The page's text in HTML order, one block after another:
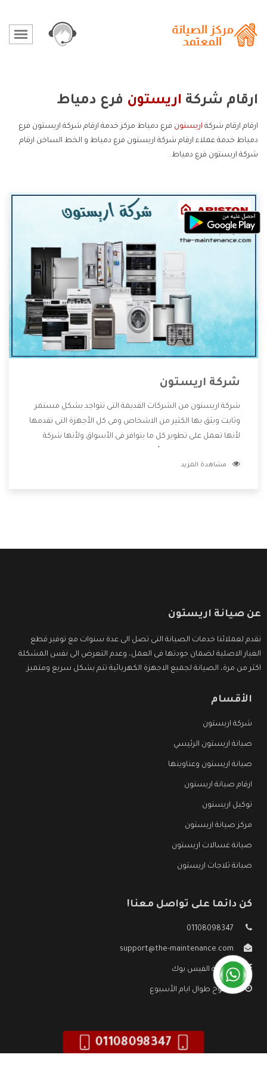
ارقام شركة اريستون فرع دمياط
ارقام ارقام شركة اريستون فرع دمياط مركز خدمة ارقام شركة اريستون فرع
دمياط خدمة عملاء ارقام شركة اريستون فرع دمياط و الخط الساخن ارقام
شركة اريستون فرع دمياط.
شركة اريستون
شركة اريستون من الشركات القديمة التى تتواجد بشكل مستمر
وثابت ويثق بها الكثير من الاشخاص وفى كل الأجهزة التى تقدمها
لأنها تعمل على تطوير كل ما يتوافر فى الأسواق ولأنها شركة
وتقدم للعملاء أقوى العروض والخصومات التى تسهل على
مشاهدة المزيد
عن صيانة اريستون
نقدم لعملائنا خدمات الصيانة التى تصل الى عدة سنوات مع توفير قطع
الغيار الاصلية لضمان جودتها فى العمل، وعدم التعرض الى نفس المشكلة
اكثر من مرة، الصيانة لجميع الاجهزة الكهربائية تتم بشكل سريع ومتميز.
الأقسام
شركة اريستون
صيانة اريستون الرئيسي
صيانة اريستون وعناوينها
ارقام صيانة اريستون
توكيل اريستون
مركز صيانة اريستون
صيانة غسالات اريستون
صيانة ثلاجات اريستون
كن دائما على تواصل معنا!
01108098347
support@the-maintenance.com
صفحة الفيس بوك
مفتوح طوال ايام الأسبوع
01108098347